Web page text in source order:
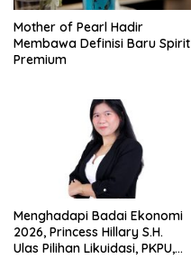
Mother of Pearl Hadir
Membawa Definisi Baru Spirit
Premium
Menghadapi Badai Ekonomi
2026, Princess Hillary S.H.
Ulas Pilihan Likuidasi, PKPU,